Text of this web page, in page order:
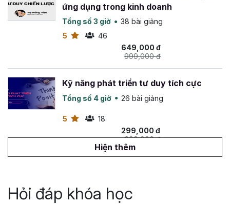
ứng dụng trong kinh doanh
Tổng số 3 giờ
38 bài giảng
5
46
649,000 đ
999,000 đ
Kỹ năng phát triển tư duy tích cực
Tổng số 4 giờ 26 bài giảng
5
18
299,000 đ
699,000 đ
Tổng số 2 giờ
17 bài giảng
Hiện thêm
Hỏi đáp khóa học